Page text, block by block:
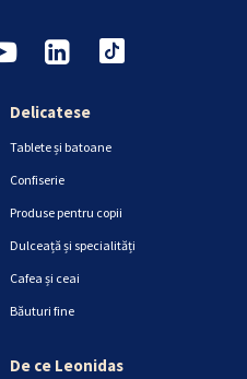
Delicatese
Tablete și batoane
Confiserie
Produse pentru copii
Dulceață și specialități
Cafea și ceai
Băuturi fine
De ce Leonidas